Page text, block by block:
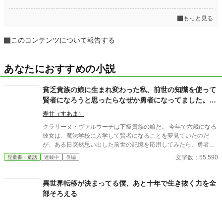
もっと見る
このコンテンツについて報告する
あなたにおすすめの小説
貧乏貴族の娘に生まれ変わった私、前世の知識を使って
賢者になろうと思ったらなぜか勇者になってました。魔
王と戦うなんて嫌なんですけど！
寿甘（すあま）
クラリーヌ・ヴァルウーチは下級貴族の娘だ。 今年で六歳になる
彼女は、魔法学校に入学して賢者になることを夢見ていたのだ
が、ある日突然思い出した前世の記憶を応用してみたら、勇者に
しか使えない魔法を使ってしまった。 否応なしに勇者として魔王
を倒す役目を負わされるクラリーヌだが、一人で魔王と戦うなん
わりに魔王と戦わせようと目論む。 結局仲間と共に魔王退治の旅
に出た彼女は、精霊や謎の城、ロボットにしか見えない神様から
多くのことを教わり、この世界の真実に迫っていく。
児童書・童話 連載中 長編 文字数：55,590
異世界転移が決まってる僕、あと十年で生き抜く力を全
部そろえる